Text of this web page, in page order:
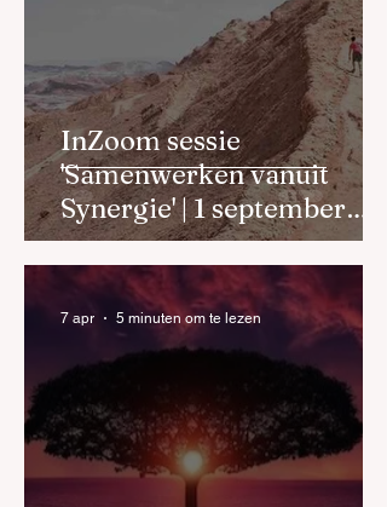
InZoom sessie
'Samenwerken vanuit
Synergie' | 1 september
2026
7 apr 5 minuten om te lezen